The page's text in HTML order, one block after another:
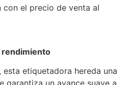
el precio de venta al
rendimiento
, esta etiquetadora hereda una